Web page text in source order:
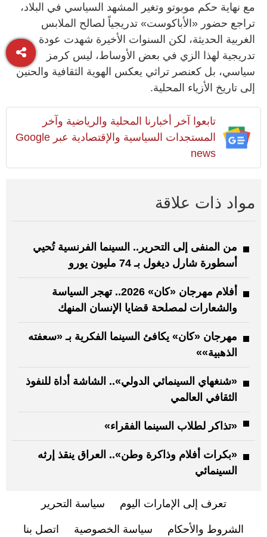
مع نهاية حكم موبوتو وتغير المشهد السياسي في البلاد،
تراجع حضور «الأباكوست» تدريجياً لصالح الملابس
الغربية الحديثة، لكن السنوات الأخيرة شهدت عودة
تدريجية لهذا الزي في بعض الأوساط، ليس كرمز
سياسي، بل كعنصر تراثي يعكس الهوية الثقافية والحنين
إلى تاريخ الأزياء المحلية.
تابعوا آخر أخبارنا المحلية والرياضية وآخر
المستجدات السياسية والإقتصادية عبر Google
news
مواد ذات علاقة
من المنفى إلى التحرير.. السينما الفرنسية تُحيي
أسطورة شارل ديغول بـ 74 مليون يورو
أفلام مهرجان «كان» 2026.. تهجر السياسة
والشعارات لمصلحة قضايا الإنسان المنهك
مهرجان «كان» يكافئ السينما الفكرية بـ «سعفته
الذهبية»»
«شنغهاي السينمائي الدولي».. الشاشة أداة للنفوذ
الثقافي العالمي
«تذاكر لطلاب السينما الفقراء»
«بكرات أفلام وذاكرة وطن».. العراق ينقذ إرثه
السينمائي
تعرف إلى الإمارات اليوم سياسة التحرير
الشروط والأحكام سياسة الخصوصية اتصل بنا